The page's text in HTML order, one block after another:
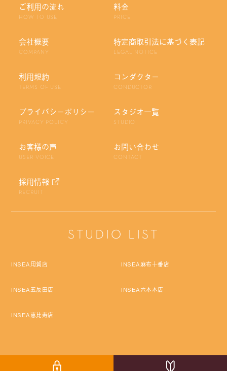
コンダクター
CONDUCTOR
会社概要
COMPANY
スタジオ一覧
STUDIO
利用規約
TERMS OF USE
料金
PRICE
プライバシーポリシー
PRIVACY POLICY
特定商取引法に基づく表記
LEGAL NOTICE
ご利用の流れ
HOW TO USE
お客様の声
USER VOICE
お問い合わせ
CONTACT
採用情報
RECRUIT
STUDIO LIST
INSEA用賀店 INSEA麻布十番店
INSEA五反田店 INSEA六本木店
INSEA恵比寿店
Copyright © Pro Labo Holdings Co.,Ltd. All rights reserved.